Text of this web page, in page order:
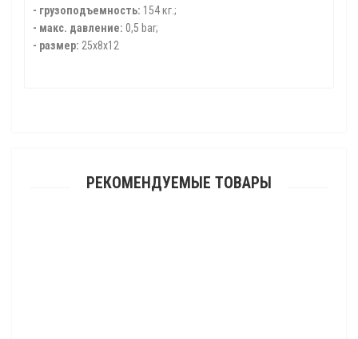
- грузоподъемность: 154 кг.;
- макс. давление: 0,5 bar;
- размер: 25x8x12
РЕКОМЕНДУЕМЫЕ ТОВАРЫ